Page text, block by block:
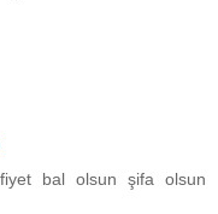
bal olsun şifa olsun